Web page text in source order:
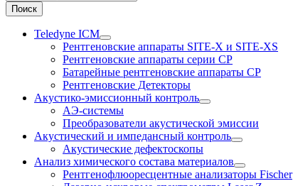
Поиск
Teledyne ICM
Рентгеновские аппараты SITE-X и SITE-XS
Рентгеновские аппараты серии CP
Батарейные рентгеновские аппараты CP
Рентгеновские Детекторы
Акустико-эмисcионный контроль
АЭ-системы
Преобразователи акустической эмиссии
Акустический и импедансный контроль
Акустические дефектоскопы
Анализ химического состава материалов
Рентгенофлюоресцентные анализаторы Fischer